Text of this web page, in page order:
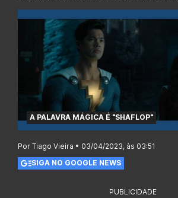
A PALAVRA MÁGICA É "SHAFLOP"
Por Tiago Vieira • 03/04/2023, às 03:51
SIGA NO GOOGLE NEWS
PUBLICIDADE